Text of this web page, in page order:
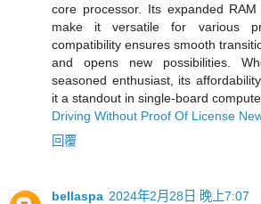
core processor. Its expanded
make it versatile for various
compatibility ensures smooth
and opens new possibilities.
seasoned enthusiast, its
it a standout in single-board
Driving Without Proof Of License
回覆
bellaspa 2024年2月28日 晚上7:07